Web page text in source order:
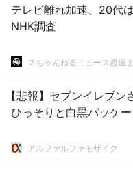
テレビ離れ加速、20代
NHK調査
２ちゃんねるニュース超速
【悲報】セブンイレブ
ひっそりと白黒パッケ
アルファルファモザイク